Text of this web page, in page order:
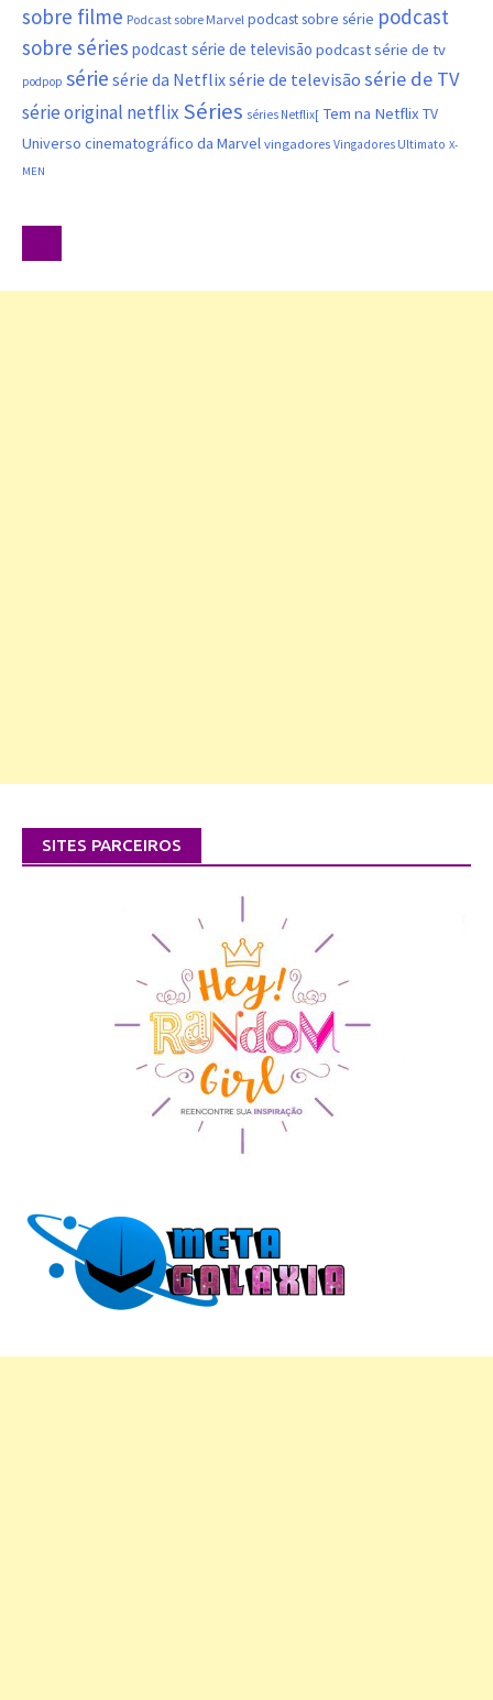
sobre filme Podcast sobre Marvel podcast sobre série podcast
sobre séries podcast série de televisão podcast série de tv
podpop série série da Netflixsérie de televisão série de TV
série original netflix Séries séries Netflix[ Tem na Netflix TV
Universo cinematográfico da Marvel vingadores Vingadores Ultimato X-
MEN
SITES PARCEIROS